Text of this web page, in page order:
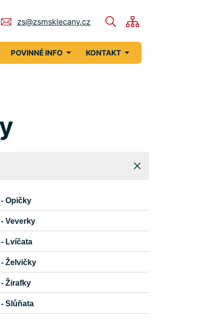
zs@zsmsklecany.cz
POVINNÉ INFO KONTAKT
Opičky
Veverky
Lvíčata
Želvičky
Žirafky
Slůňata